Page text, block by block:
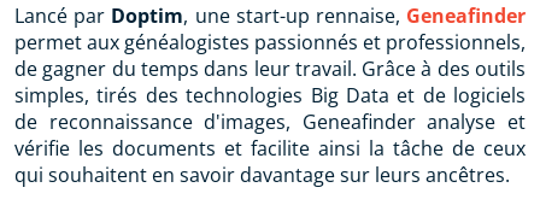
Lancé par Doptim, une start-up rennaise, Geneafinder
permet aux généalogistes passionnés et professionnels,
de gagner du temps dans leur travail. Grâce à des outils
simples, tirés des technologies Big Data et de logiciels
de reconnaissance d'images, Geneafinder analyse et
vérifie les documents et facilite ainsi la tâche de ceux
qui souhaitent en savoir davantage sur leurs ancêtres.